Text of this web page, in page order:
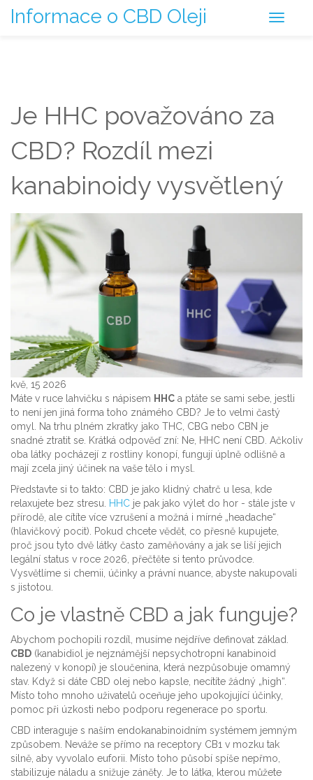
Informace o CBD Oleji
Je HHC považováno za
CBD? Rozdíl mezi
kanabinoidy vysvětlený
kvě, 15 2026
Máte v ruce lahvičku s nápisem HHC a ptáte se sami sebe, jestli
to není jen jiná forma toho známého CBD? Je to velmi častý
omyl. Na trhu plném zkratky jako THC, CBG nebo CBN je
snadné ztratit se. Krátká odpověď zní: Ne, HHC není CBD. Ačkoliv
oba látky pocházejí z rostliny konopí, fungují úplně odlišně a
mají zcela jiný účinek na vaše tělo i mysl.
Představte si to takto: CBD je jako klidný chatrč u lesa, kde
relaxujete bez stresu.
HHC je pak jako výlet do hor - stále jste v
přírodě, ale cítíte více vzrušení a možná i mírné „headache“
(hlavičkový pocit). Pokud chcete vědět, co přesně kupujete,
proč jsou tyto dvě látky často zaměňovány a jak se liší jejich
legální status v roce 2026, přečtěte si tento průvodce.
Vysvětlíme si chemii, účinky a právní nuance, abyste nakupovali
s jistotou.
Co je vlastně CBD a jak funguje?
Abychom pochopili rozdíl, musíme nejdříve definovat základ.
CBD (kanabidiol je nejznámější nepsychotropní kanabinoid
nalezený v konopí) je sloučenina, která nezpůsobuje omamný
stav. Když si dáte CBD olej nebo kapsle, necítíte žádný „high“.
Místo toho mnoho uživatelů oceňuje jeho upokojující účinky,
pomoc při úzkosti nebo podporu regenerace po sportu.
CBD interaguje s naším endokanabinoidním systémem jemným
způsobem. Neváže se přímo na receptory CB1 v mozku tak
silně, aby vyvolalo euforii. Místo toho působí spíše nepřmo,
stabilizuje náladu a snižuje záněty. Je to látka, kterou můžete